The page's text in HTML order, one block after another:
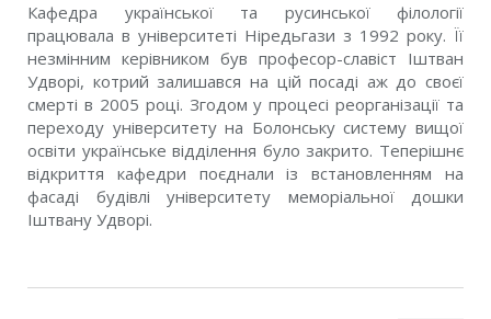
Кафедра української та русинської філології
працювала в університеті Ніредьгази з 1992 року. Її
незмінним керівником був професор-славіст Іштван
Удворі, котрий залишався на цій посаді аж до своєї
смерті в 2005 році. Згодом у процесі реорганізації та
переходу університету на Болонську систему вищої
освіти українське відділення було закрито. Теперішнє
відкриття кафедри поєднали із встановленням на
фасаді будівлі університету меморіальної дошки
Іштвану Удворі.